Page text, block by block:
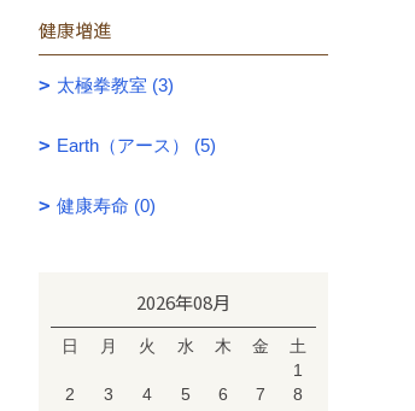
健康増進
太極拳教室 (3)
Earth（アース） (5)
健康寿命 (0)
2026年08月
日 月 火 水 木 金
土
1
2
3 4 5 6 7
8